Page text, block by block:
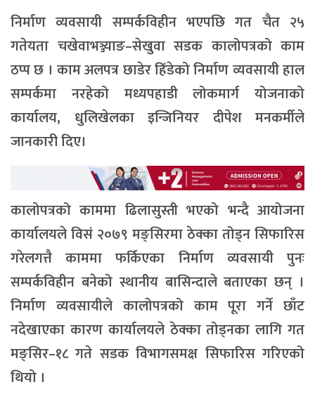
निर्माण व्यवसायी सम्पर्कविहीन भएपछि गत चैत २५
गतेयता चखेवाभञ्ज्याङ–सेखुवा सडक कालोपत्रको काम
ठप्प छ । काम अलपत्र छाडेर हिँडेको निर्माण व्यवसायी हाल
सम्पर्कमा नरहेको मध्यपहाडी लोकमार्ग योजनाको
कार्यालय, धुलिखेलका इन्जिनियर दीपेश मनकर्मीले
जानकारी दिए।
कालोपत्रको काममा ढिलासुस्ती भएको भन्दै आयोजना
कार्यालयले विसं २०७९ मङ्सिरमा ठेक्का तोड्न सिफारिस
गरेलगत्तै काममा फर्किएका निर्माण व्यवसायी पुनः
सम्पर्कविहीन बनेको स्थानीय बासिन्दाले बताएका छन् ।
निर्माण व्यवसायीले कालोपत्रको काम पूरा गर्ने छाँट
नदेखाएका कारण कार्यालयले ठेक्का तोड्नका लागि गत
मङ्सिर–१८ गते सडक विभागसमक्ष सिफारिस गरिएको
थियो ।